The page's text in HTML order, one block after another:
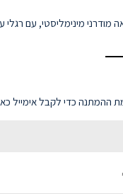
מודרני מינימליסטי, עם רגלי
ההמתנה כדי לקבל אימייל